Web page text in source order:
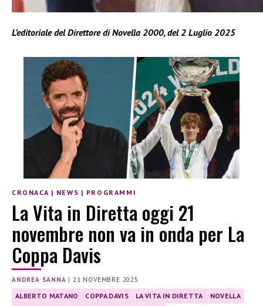
L’editoriale del Direttore di Novella 2000, del 2 Luglio 2025
CRONACA | NEWS | PROGRAMMI
La Vita in Diretta oggi 21
novembre non va in onda per La
Coppa Davis
ANDREA SANNA |21 NOVEMBRE 2025
ALBERTO MATANO COPPA DAVIS LA VITA IN DIRETTA
NOVELLA